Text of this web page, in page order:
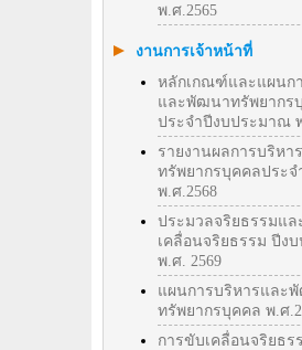
พ.ศ.2565
งานการเจ้าหน้าที่
หลักเกณฑ์และแผนก
และพัฒนาทรัพยากร
ประจำปีงบประมาณ
รายงานผลการบริห
ทรัพยากรบุคคลประจ
พ.ศ.2568
ประมวลจริยธรรมแล
เคลื่อนจริยธรรม ปีง
พ.ศ. 2569
แผนการบริหารและ
ทรัพยากรบุคคล พ.ศ
การขับเคลื่อนจริยธร